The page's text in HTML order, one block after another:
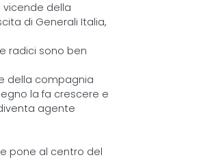
vicende della
di Generali Italia,
radici sono ben
della compagnia
la fa crescere e
agente
pone al centro del